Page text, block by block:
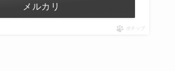
メルカリ
ポチップ